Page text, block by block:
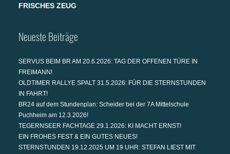
FRISCHES ZEUG
Neueste Beiträge
SERVUS BEIM BR AM 20.6.2026: TAG DER OFFENEN TÜRE IN
FREIMANN!
OLDTIMER RALLYE SPALT 31.5.2026: FÜR DIE STERNSTUNDEN
IN FAHRT!
BR24 auf dem Stundenplan: Scheider bei der 7A Mittelschule
Puchheim am 12.3.2026!
TEGERNSEER FACHTAGE 29.1.2026: KI MACHT ERNST!
EIN FROHES FEST & EIN GUTES NEUES!
STERNSTUNDEN 19.12.2025 UM 19 UHR: STEFAN LIEST MIT